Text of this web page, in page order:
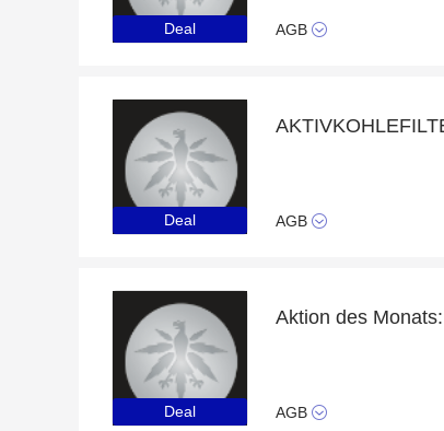
Deal AGB
Deal AGB
Deal AGB